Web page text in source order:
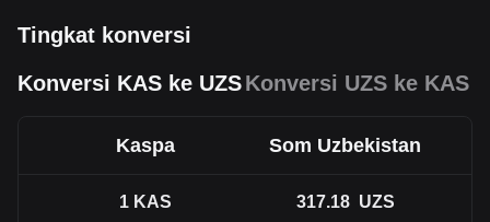
Tingkat konversi
Konversi KAS ke UZSKonversi UZS ke KAS
Kaspa Som Uzbekistan
1 KAS 317.18 UZS